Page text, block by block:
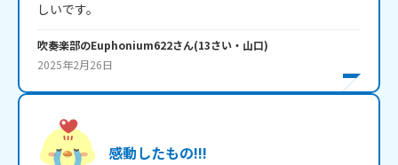
吹奏楽部のEuphonium622さん(13さい・ 山口)
2025年2月26日
感動したもの!!!